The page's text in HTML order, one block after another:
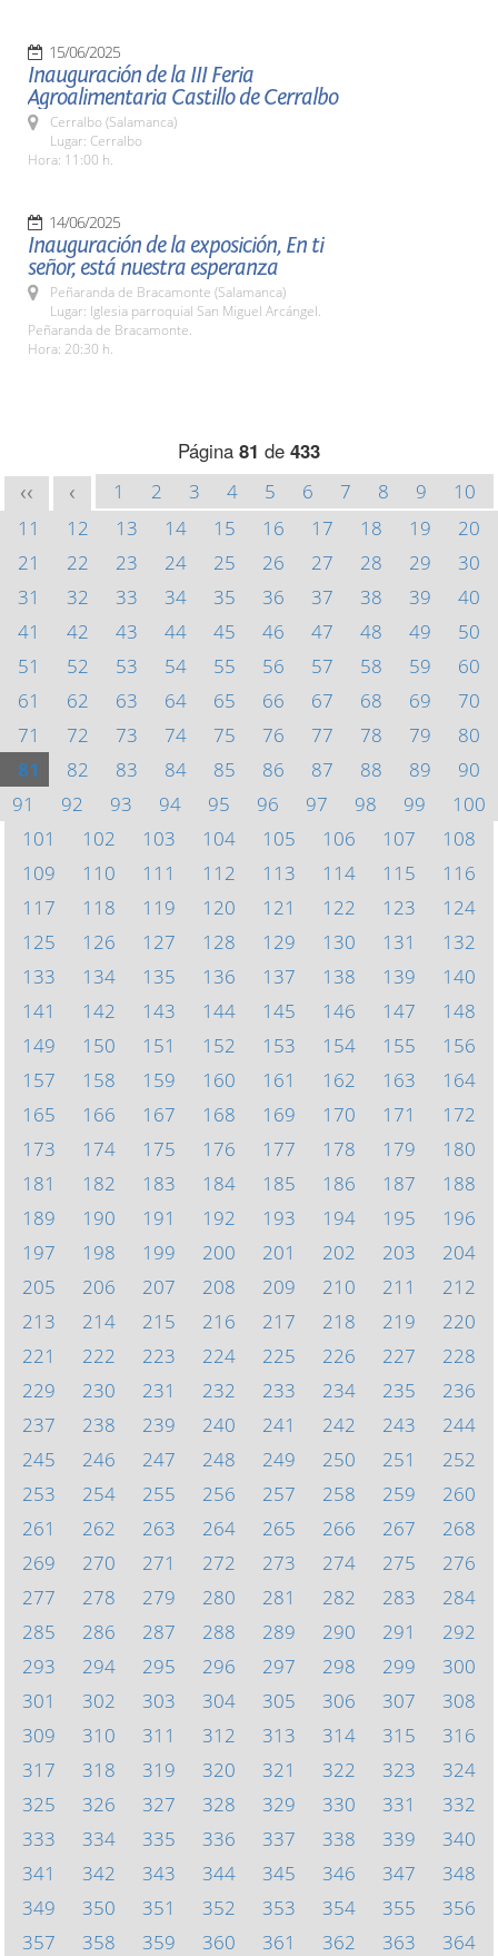
15/06/2025
Inauguración de la III Feria
Agroalimentaria Castillo de Cerralbo
Cerralbo (Salamanca)
Lugar: Cerralbo
Hora: 11:00 h.
14/06/2025
Inauguración de la exposición, En ti
señor, está nuestra esperanza
Peñaranda de Bracamonte (Salamanca)
Lugar: Iglesia parroquial San Miguel Arcángel.
Peñaranda de Bracamonte.
Hora: 20:30 h.
Página 81 de 433
<< < 1 2 3 4 5 6 7 8 9
10
11
12 13 14 15 16 17 18 19
20
21
22 23 24 25 26 27 28 29
30
31
32 33 34 35 36 37 38 39
40
41
42 43 44 45 46 47 48 49
50
51
52 53 54 55 56 57 58 59
60
61
62 63 64 65 66 67 68 69
70
71
72 73 74 75 76 77 78 79
80
81
82 83 84 85 86 87 88 89
90
91
92 93 94 95 96 97 98 99
100
101
102 103 104 105 106 107
108
109
110 111 112 113 114 115
116
117
118 119 120 121 122 123
124
125
126 127 128 129 130 131
132
133
134 135 136 137 138 139
140
141
142 143 144 145 146 147
148
149
150 151 152 153 154 155
156
157
158 159 160 161 162 163
164
165
166 167 168 169 170 171
172
173
174 175 176 177 178 179
180
181
182 183 184 185 186 187
188
189
190 191 192 193 194 195
196
197
198 199 200 201 202 203
204
205
206 207 208 209 210 211
212
213
214 215 216 217 218 219
220
221
222 223 224 225 226 227
228
229
230 231 232 233 234 235
236
237
238 239 240 241 242 243
244
245
246 247 248 249 250 251
252
253
254 255 256 257 258 259
260
261
262 263 264 265 266 267
268
269
270 271 272 273 274 275
276
277
278 279 280 281 282 283
284
285
286 287 288 289 290 291
292
293
294 295 296 297 298 299
300
301
302 303 304 305 306 307
308
309
310 311 312 313 314 315
316
317
318 319 320 321 322 323
324
325
326 327 328 329 330 331
332
333
334 335 336 337 338 339
340
341
342 343 344 345 346 347
348
349
350 351 352 353 354 355
356
357
358 359 360 361 362 363 364